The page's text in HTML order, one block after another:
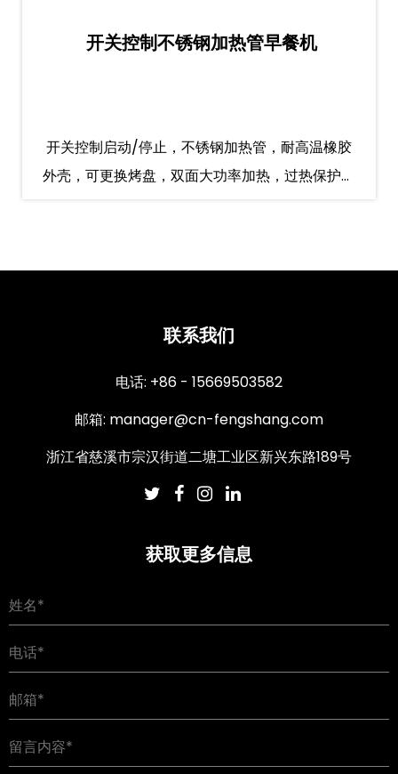
开关控制不锈钢加热管早餐机
开关控制启动/停止，不锈钢加热管，耐高温橡胶
外壳，可更换烤盘，双面大功率加热，过热保护，
联系我们
电话: +86 - 15669503582
邮箱: manager@cn-fengshang.com
浙江省慈溪市宗汉街道二塘工业区新兴东路189号
获取更多信息